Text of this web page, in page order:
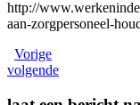
http://
aan-zorgpersoneel-
Vorige
volgende